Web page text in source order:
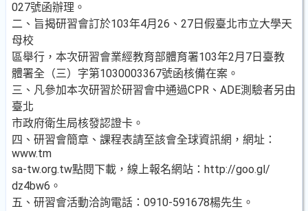
027號函辦理。
二、旨揭研習會訂於103年4月26、27日假臺北市立大學天
母校
區舉行，本次研習會業經教育部體育署103年2月7日臺教
體署全（三）字第1030003367號函核備在案。
三、凡參加本次研習於研習會中通過CPR、ADE測驗者另由
臺北
市政府衛生局核發認證卡。
四、研習會簡章、課程表請至該會全球資訊網，網址：
www.tm
sa-tw.org.tw點閱下載，線上報名網站：http://goo.gl/
dz4bw6。
五、研習會活動洽詢電話：0910-591678楊先生。